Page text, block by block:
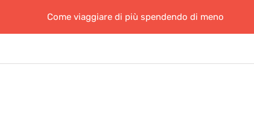
Come viaggiare di più spendendo di meno